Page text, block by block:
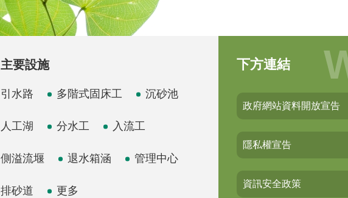
主要設施
引水路 多階式固床工 沉砂池
人工湖 分水工 入流工
側溢流堰 退水箱涵 管理中心
排砂道 更多
下方連結
政府網站資料開放宣告
隱私權宣告
資訊安全政策